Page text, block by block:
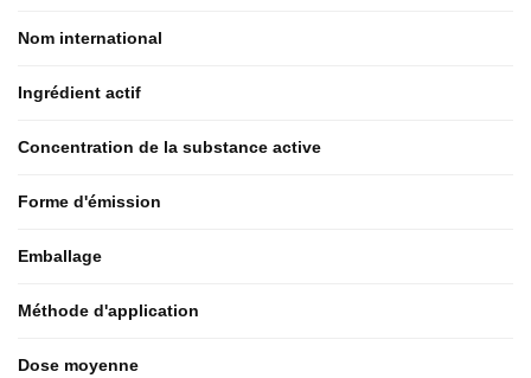
Nom international
Ingrédient actif
Concentration de la substance active
Forme d'émission
Emballage
Méthode d'application
Dose moyenne